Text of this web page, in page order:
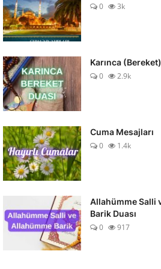
0 3k
Karınca
0
2.9k
Cuma Mesajları
0
1.4k
Allahümme Salli
Barik Duası
0
917